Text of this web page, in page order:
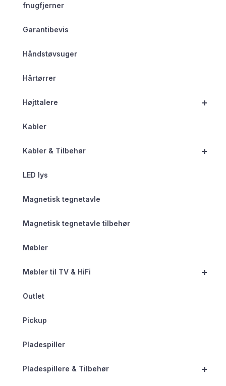
fnugfjerner
Garantibevis
Håndstøvsuger
Hårtørrer
+
Højttalere
Kabler
+
Kabler & Tilbehør
LED lys
Magnetisk tegnetavle
Magnetisk tegnetavle tilbehør
Møbler
+
Møbler til TV & HiFi
Outlet
Pickup
Pladespiller
+
Pladespillere & Tilbehør